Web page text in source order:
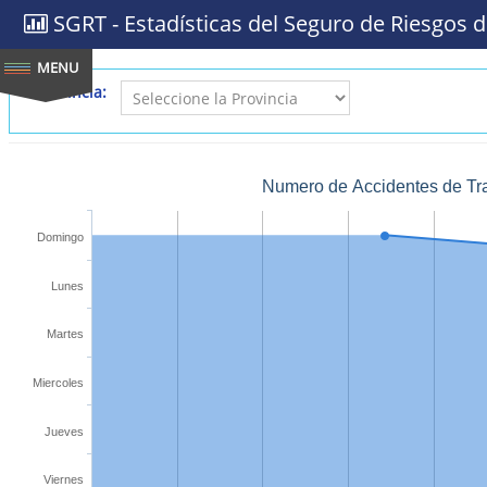
SGRT - Estadísticas del Seguro de Riesgos
Provincia:
Numero de Accidentes de
Domingo
Lunes
Martes
Miercoles
Jueves
Viernes